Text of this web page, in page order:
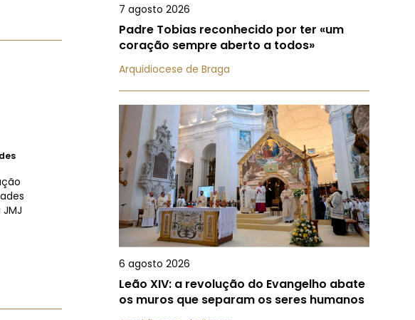
7 agosto 2026
Padre Tobias reconhecido por ter «um
coração sempre aberto a todos»
Arquidiocese de Braga
6 agosto 2026
Leão XIV: a revolução do Evangelho abate
os muros que separam os seres humanos